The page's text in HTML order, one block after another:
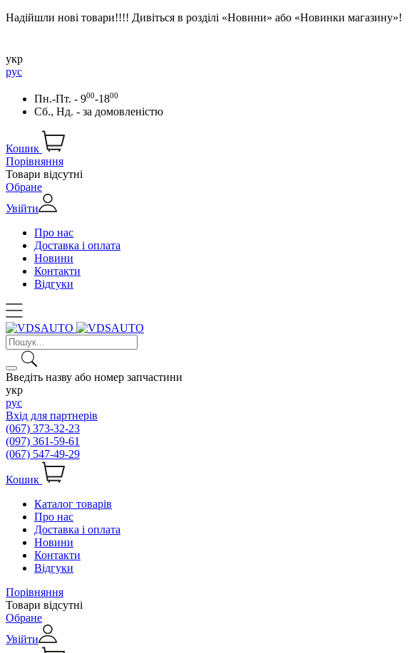
Надійшли нові товари!!!! Дивіться в розділі «Новини» або «Новинки магазину»!
укр
рус
Пн.-Пт. - 900-1800
Сб., Нд. - за домовленістю
Кошик
Порівняння
Товари відсутні
Обране
Увійти
Про нас
Доставка і оплата
Новини
Контакти
Відгуки
Введіть назву або номер запчастини
укр
рус
Вхід для партнерів
(067) 373-32-23
(097) 361-59-61
(067) 547-49-29
Кошик
Каталог товарів
Про нас
Доставка і оплата
Новини
Контакти
Відгуки
Порівняння
Товари відсутні
Обране
Увійти